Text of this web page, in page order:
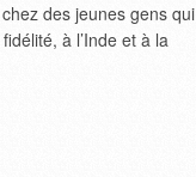
des jeunes gens qui
à l’Inde et à la